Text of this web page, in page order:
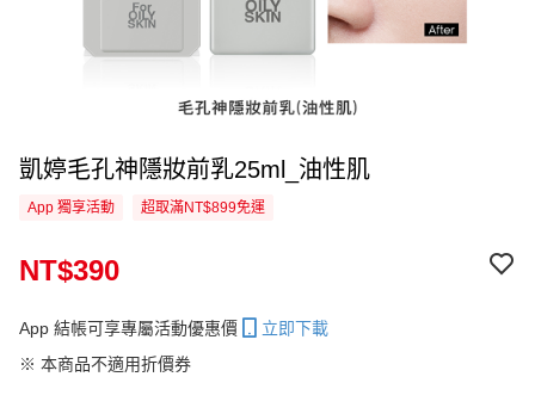
凱婷毛孔神隱妝前乳25ml_油性肌
App 獨享活動 超取滿NT$899免運
NT$390
App 結帳可享專屬活動優惠價
立即下載
※ 本商品不適用折價券